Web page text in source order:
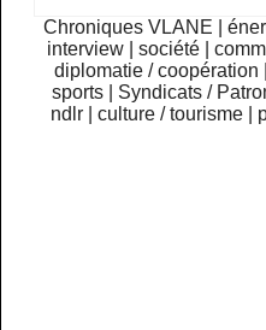
Chroniques VLANE
interview
|société |
diplomatie / coopération
sports
Syndicats /
ndlr
|culture / tourisme